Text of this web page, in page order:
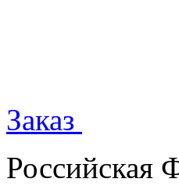
Заказ
Российская